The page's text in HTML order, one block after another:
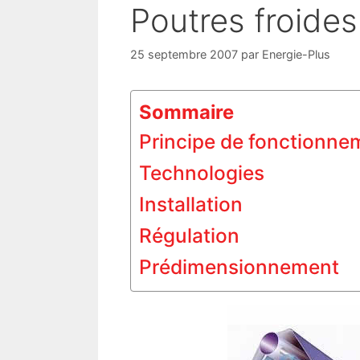
Poutres froides
25 septembre 2007 par Energie-Plus
Sommaire
Principe de
Technologies
Installation
Régulation
Prédimensionnement